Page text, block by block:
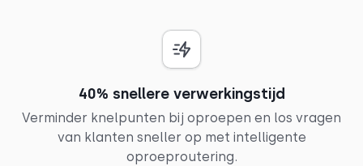
40% snellere verwerkingstijd
Verminder knelpunten bij oproepen en los vragen
van klanten sneller op met intelligente
oproeproutering.